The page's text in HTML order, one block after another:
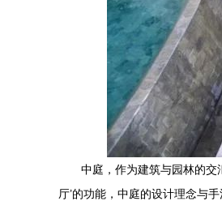
中庭，作为建筑与园林的交
厅’的功能，中庭的设计理念与